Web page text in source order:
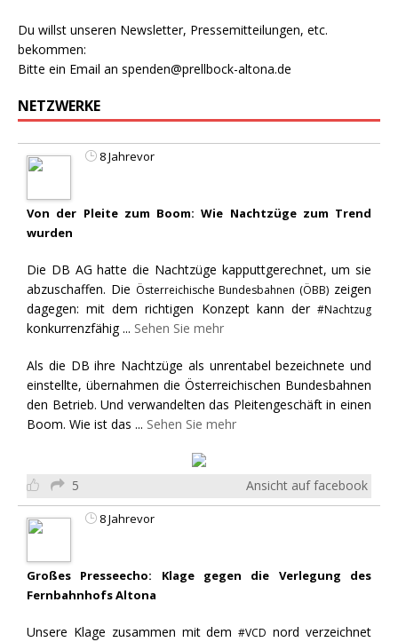
Du willst unseren Newsletter, Pressemitteilungen, etc.
bekommen:
Bitte ein Email an spenden@prellbock-altona.de
NETZWERKE
8 Jahrevor
Von der Pleite zum Boom: Wie Nachtzüge zum Trend
wurden
Die DB AG hatte die Nachtzüge kapputtgerechnet, um sie
abzuschaffen. Die Österreichische Bundesbahnen (ÖBB) zeigen
dagegen: mit dem richtigen Konzept kann der #Nachtzug
konkurrenzfähig... Sehen Sie mehr
Als die DB ihre Nachtzüge als unrentabel bezeichnete und
einstellte, übernahmen die Österreichischen Bundesbahnen
den Betrieb. Und verwandelten das Pleitengeschäft in einen
Boom. Wie ist das ... Sehen Sie mehr
5 Ansicht auf facebook
8 Jahrevor
Großes Presseecho: Klage gegen die Verlegung des
Fernbahnhofs Altona
Unsere Klage zusammen mit dem#VCD nord verzeichnet